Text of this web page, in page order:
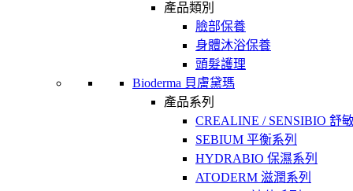
產品類別
臉部保養
身體沐浴保養
頭髮護理
Bioderma 貝膚黛瑪
產品系列
CREALINE / SENSIBIO 舒
SEBIUM 平衡系列
HYDRABIO 保濕系列
ATODERM 滋潤系列